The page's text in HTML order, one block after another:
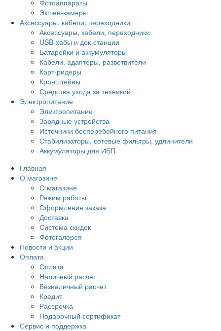
Фотоаппараты
Экшен-камеры
Аксессуары, кабели, переходники
Аксессуары, кабели, переходники
USB-хабы и док-станции
Батарейки и аккумуляторы
Кабели, адаптеры, разветвители
Карт-ридеры
Кронштейны
Средства ухода за техникой
Электропитание
Электропитание
Зарядные устройства
Источники бесперебойного питания
Стабилизаторы, сетевые фильтры, удлинители
Аккумуляторы для ИБП
Главная
О магазине
О магазине
Режим работы
Оформление заказа
Доставка
Система скидок
Фотогалерея
Новости и акции
Оплата
Оплата
Наличный расчет
Безналичный расчет
Кредит
Рассрочка
Подарочный сертификат
Сервис и поддержка